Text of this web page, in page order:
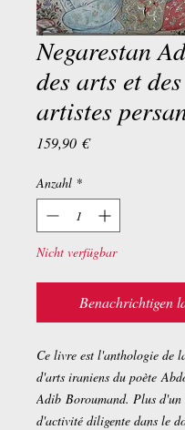
Negarestan
des arts et des
artistes
159,90 €Preis
Anzahl *
Nicht verfügbar
Benachrichtigen
Ce livre est l'anthologie de
d'arts iraniens du poète
Adib Boroumand. Plus d'un
d'activité diligente dans le